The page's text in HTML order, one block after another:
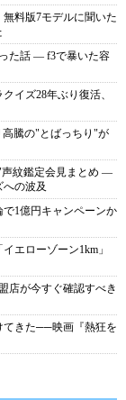
料版7モデルに聞いた
た話 ― f3で暴いた容
イズ28年ぶり復活、
騰の"とばっちり"が
声紋鑑定会見まとめ ―
の波及
1億円キャンペーンか
エローゾーン1km」
店が今すぐ確認すべき
てきた──映画『熱狂を